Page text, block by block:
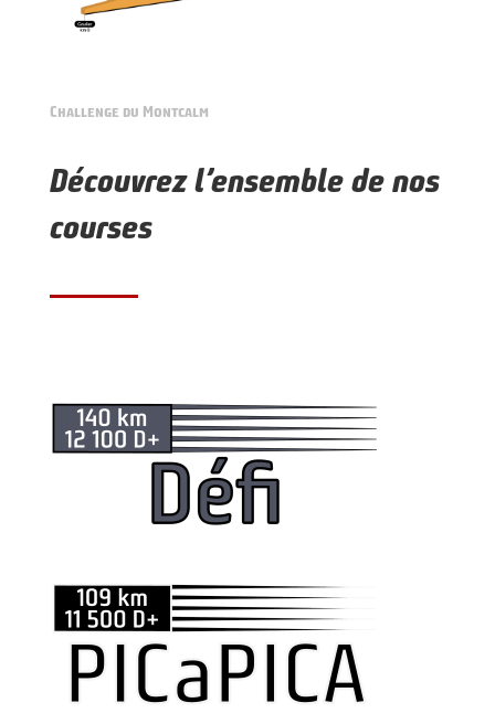
Challenge du Montcalm
Découvrez l’ensemble de nos
courses